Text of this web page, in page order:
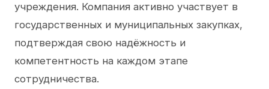
учреждения. Компания активно участвует в
государственных и муниципальных закупках,
подтверждая свою надёжность и
компетентность на каждом этапе
сотрудничества.